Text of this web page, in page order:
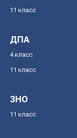
11 класс
ДПА
4 класс
11 класс
ЗНО
11 класс